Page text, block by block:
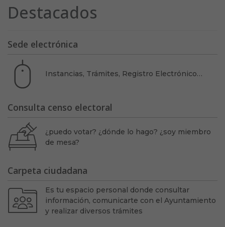
Destacados
Sede electrónica
Instancias, Trámites, Registro Electrónico…
Consulta censo electoral
¿puedo votar? ¿dónde lo hago? ¿soy miembro
de mesa?
Carpeta ciudadana
Es tu espacio personal donde consultar
información, comunicarte con el Ayuntamiento
y realizar diversos trámites